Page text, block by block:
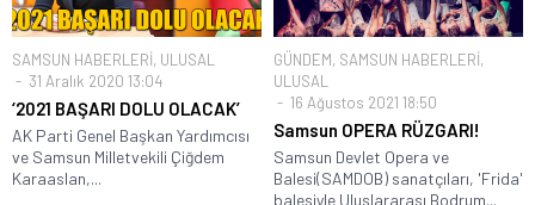
SAMSUN HABERLERİ, ULUSAL
31 Aralık 2020 13:04
‘2021 BAŞARI DOLU OLACAK’
AK Parti Genel Başkan Yardımcısı
ve Samsun Milletvekili Çiğdem
Karaaslan,...
GÜNDEM, SAMSUN HABERLERİ,
ULUSAL
16 Ağustos 2021 18:50
Samsun OPERA RÜZGARI!
Samsun Devlet Opera ve
Balesi(SAMDOB) sanatçıları, 'Frida'
balesiyle Uluslararası Bodrum...